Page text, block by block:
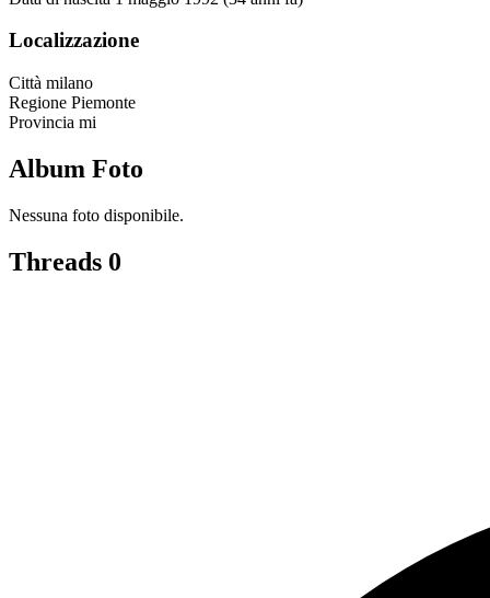
Localizzazione
Città milano
Regione Piemonte
Provincia mi
Album Foto
Nessuna foto disponibile.
Threads 0